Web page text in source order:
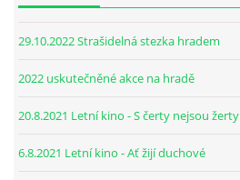
29.10.2022 Strašidelná stezka hradem
2022 uskutečněné akce na hradě
20.8.2021 Letní kino - S čerty nejsou žerty
6.8.2021 Letní kino - Ať žijí duchové